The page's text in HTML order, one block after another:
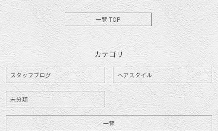
一覧 TOP
カテゴリ
スタッフブログ ヘアスタイル
未分類
一覧